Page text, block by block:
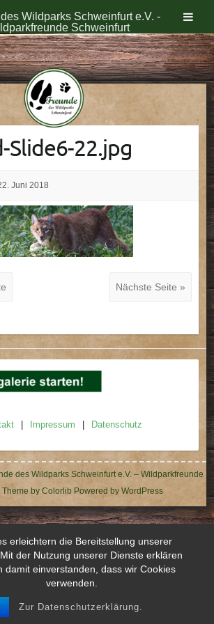
erleichtern die Bereitstellung unserer
der Nutzung unserer Dienste erklären
damit einverstanden, dass wir Cookies
verwenden.
Zur Datenschutzerklärung.
Wildparks Schweinfurt e.V. -
Schweinfurt
Slide6-22.jpg
Juni 2018
Nächste Seite »
Impressum Datenschutz
des Wildparks Schweinfurt e.V. – Wildparkfreunde
Theme by ColorlibPowered by WordPress